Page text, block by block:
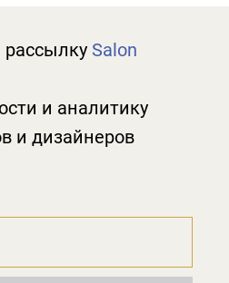
Salon
и аналитику
и дизайнеров